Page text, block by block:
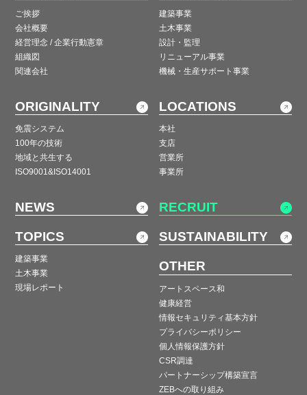
ご挨拶
会社概要
経営理念 / 企業行動憲章
組織図
関連会社
建築事業
土木事業
設計・監理
リニューアル事業
機械・生産サポート事業
ORIGINALITY
免震システム
100年の技術
地域と共生する
ISO9001&ISO14001
LOCATIONS
本社
支店
営業所
事業所
NEWS
TOPICS
建築事業
土木事業
現場レポート
RECRUIT
SUSTAINABILITY
OTHER
アートスペース和
健康経営
情報セキュリティ基本方針
プライバシーポリシー
個人情報保護方針
CSR調達
パートナーシップ構築宣言
ZEBへの取り組み